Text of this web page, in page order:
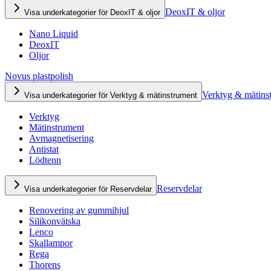
Visa underkategorier för DeoxIT & oljor DeoxIT & oljor
Nano Liquid
DeoxIT
Oljor
Novus plastpolish
Visa underkategorier för Verktyg & mätinstrument Verktyg &
Verktyg
Mätinstrument
Avmagnetisering
Antistat
Lödtenn
Visa underkategorier för Reservdelar Reservdelar
Renovering av gummihjul
Silikonvätska
Lenco
Skallampor
Rega
Thorens